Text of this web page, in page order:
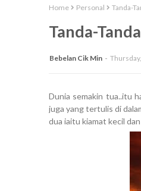
Home Personal Tanda-
Tanda-
Bebelan Cik Min
Dunia semakin tua..itu
juga yang tertulis di
dua iaitu kiamat kecil